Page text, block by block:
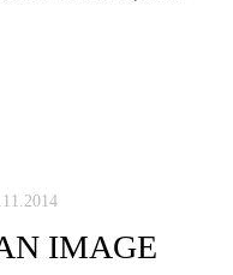
IMAGE